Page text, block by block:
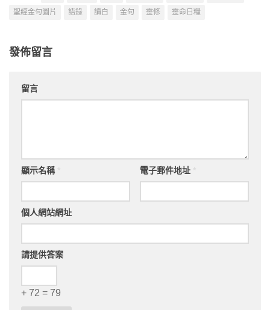
聖經金句圖片
語錄 讀白 金句 靈修 靈命日糧
發佈留言
留言
顯示名稱 電子郵件地址
個人網站網址
請提供答案
+ 72 = 79